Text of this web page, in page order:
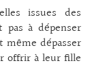
issues des
pas à dépenser
même dépasser
offrir à leur fille